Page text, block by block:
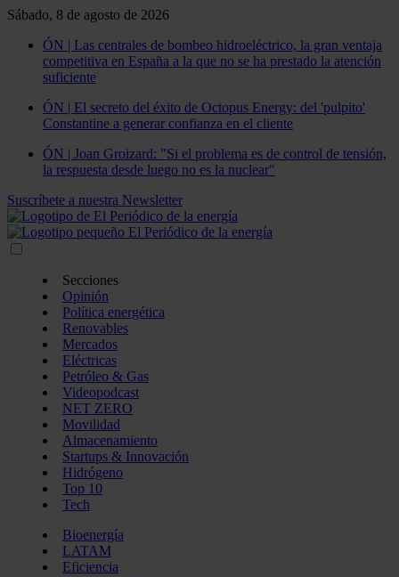
Sábado, 8 de agosto de 2026
ÓN | Las centrales de bombeo hidroeléctrico, la gran ventaja
competitiva en España a la que no se ha prestado la atención
suficiente
ÓN | El secreto del éxito de Octopus Energy: del 'pulpito'
Constantine a generar confianza en el cliente
ÓN | Joan Groizard: "Si el problema es de control de tensión,
la respuesta desde luego no es la nuclear"
Suscríbete a nuestra Newsletter
Secciones
Opinión
Política energética
Renovables
Mercados
Eléctricas
Petróleo & Gas
Videopodcast
NET ZERO
Movilidad
Almacenamiento
Startups & Innovación
Hidrógeno
Top 10
Tech
Bioenergía
LATAM
Eficiencia